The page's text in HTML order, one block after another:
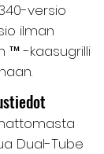
versio
ilman
™ -kaasugrilli
Dual-Tube